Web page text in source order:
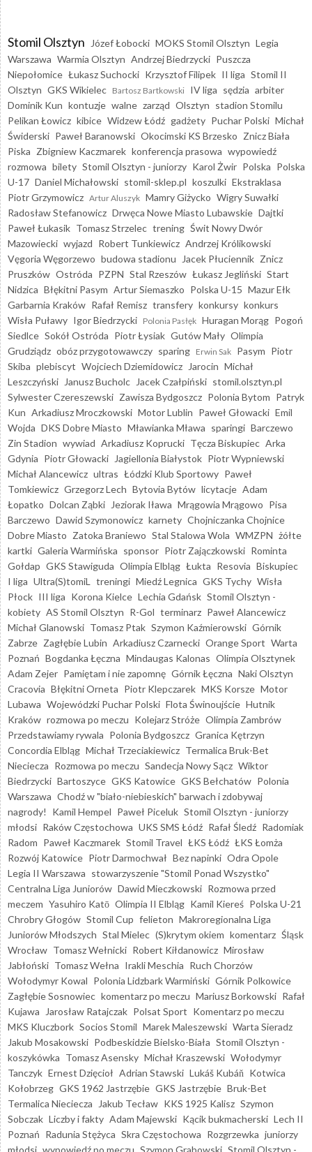
Stomil Olsztyn Józef Łobocki MOKS Stomil Olsztyn Legia
Warszawa Warmia Olsztyn Andrzej Biedrzycki Puszcza
Niepołomice Łukasz Suchocki Krzysztof Filipek II liga Stomil II
Olsztyn GKS Wikielec Bartosz Bartkowski IV liga sędzia arbiter
Dominik Kun kontuzje walne zarząd Olsztyn stadion Stomilu
Pelikan Łowicz kibice Widzew Łódź gadżety Puchar Polski Michał
Świderski Paweł Baranowski Okocimski KS Brzesko Znicz Biała
Piska Zbigniew Kaczmarek konferencja prasowa wypowiedź
rozmowa bilety Stomil Olsztyn - juniorzy Karol Żwir Polska Polska
U-17 Daniel Michałowski stomil-sklep.pl koszulki Ekstraklasa
Piotr Grzymowicz Artur Aluszyk Mamry Giżycko Wigry Suwałki
Radosław Stefanowicz Drwęca Nowe Miasto Lubawskie Dajtki
Paweł Łukasik Tomasz Strzelec trening Świt Nowy Dwór
Mazowiecki wyjazd Robert Tunkiewicz Andrzej Królikowski
Vęgoria Węgorzewo budowa stadionu Jacek Płuciennik Znicz
Pruszków Ostróda PZPN Stal Rzeszów Łukasz Jegliński Start
Nidzica Błękitni Pasym Artur Siemaszko Polska U-15 Mazur Ełk
Garbarnia Kraków Rafał Remisz transfery konkursy konkurs
Wisła Puławy Igor Biedrzycki Polonia Pasłęk Huragan Morąg Pogoń
Siedlce Sokół Ostróda Piotr Łysiak Gutów Mały Olimpia
Grudziądz obóz przygotowawczy sparing Erwin Sak Pasym Piotr
Skiba plebiscyt Wojciech Dziemidowicz Jarocin Michał
Leszczyński
Janusz Bucholc Jacek Czałpiński stomil.olsztyn.pl
Sylwester Czereszewski Zawisza Bydgoszcz Polonia Bytom Patryk
Kun Arkadiusz Mroczkowski Motor Lublin Paweł Głowacki Emil
Wojda DKS Dobre Miasto Mławianka Mława sparingi Barczewo
Zin Stadion wywiad Arkadiusz Koprucki Tęcza Biskupiec Arka
Gdynia Piotr Głowacki Jagiellonia Białystok Piotr Wypniewski
Michał Alancewicz ultras Łódzki Klub Sportowy Paweł
Tomkiewicz Grzegorz Lech Bytovia Bytów licytacje Adam
Łopatko Dolcan Ząbki Jeziorak Iława Mrągowia Mrągowo Pisa
Barczewo Dawid Szymonowicz karnety Chojniczanka Chojnice
Dobre Miasto Zatoka Braniewo Stal Stalowa Wola WMZPN żółte
kartki Galeria Warmińska sponsor Piotr Zajączkowski Rominta
Gołdap GKS Stawiguda Olimpia Elbląg Łukta Resovia Biskupiec
I liga Ultra(S)tomiL treningi Miedź Legnica GKS Tychy Wisła
Płock III liga Korona Kielce Lechia Gdańsk Stomil Olsztyn -
kobiety AS Stomil Olsztyn R-Gol terminarz Paweł Alancewicz
Michał Glanowski Tomasz Ptak Szymon Kaźmierowski Górnik
Zabrze Zagłębie Lubin Arkadiusz Czarnecki Orange Sport Warta
Poznań Bogdanka Łęczna Mindaugas Kalonas Olimpia Olsztynek
Adam Zejer Pamiętam i nie zapomnę Górnik Łęczna Naki Olsztyn
Cracovia Błękitni Orneta Piotr Klepczarek MKS Korsze Motor
Lubawa Wojewódzki Puchar Polski Flota Świnoujście Hutnik
Kraków rozmowa po meczu Kolejarz Stróże Olimpia Zambrów
Przedstawiamy rywala Polonia Bydgoszcz Granica Kętrzyn
Concordia Elbląg Michał Trzeciakiewicz Termalica Bruk-Bet
Nieciecza Rozmowa po meczu Sandecja Nowy Sącz Wiktor
Biedrzycki Bartoszyce GKS Katowice GKS Bełchatów Polonia
Warszawa Chodź w "biało-niebieskich" barwach i zdobywaj
nagrody!
Kamil Hempel Paweł Piceluk Stomil Olsztyn - juniorzy
młodsi Raków Częstochowa UKS SMS Łódź Rafał Śledź Radomiak
Radom Paweł Kaczmarek Stomil Travel ŁKS Łódź ŁKS Łomża
Rozwój Katowice Piotr Darmochwał Bez napinki Odra Opole
Legia II Warszawa stowarzyszenie "Stomil Ponad Wszystko"
Centralna Liga Juniorów Dawid Mieczkowski Rozmowa przed
meczem Yasuhiro Katō Olimpia II Elbląg Kamil Kiereś Polska U-21
Chrobry Głogów Stomil Cup felieton Makroregionalna Liga
Juniorów Młodszych Stal Mielec (S)krytym okiem komentarz Śląsk
Wrocław Tomasz Wełnicki Robert Kiłdanowicz Mirosław
Jabłoński Tomasz Wełna Irakli Meschia Ruch Chorzów
Wołodymyr Kowal Polonia Lidzbark Warmiński Górnik Polkowice
Zagłębie Sosnowiec komentarz po meczu Mariusz Borkowski Rafał
Kujawa
Jarosław Ratajczak Polsat Sport Komentarz po meczu
MKS Kluczbork Socios Stomil Marek Maleszewski Warta Sieradz
Jakub Mosakowski Podbeskidzie Bielsko-Biała Stomil Olsztyn -
koszykówka Tomasz Asensky Michał Kraszewski Wołodymyr
Tanczyk Ernest Dzięcioł Adrian Stawski Lukáš Kubáň Kotwica
Kołobrzeg GKS 1962 Jastrzębie GKS Jastrzębie Bruk-Bet
Termalica Nieciecza
Jakub Tecław KKS 1925 Kalisz Szymon
Sobczak Liczby i fakty Adam Majewski Kącik bukmacherski Lech II
Poznań Radunia Stężyca Skra Częstochowa Rozgrzewka juniorzy
młodsi wypowiedź po meczu Szymon Grabowski Stomil Olsztyn -